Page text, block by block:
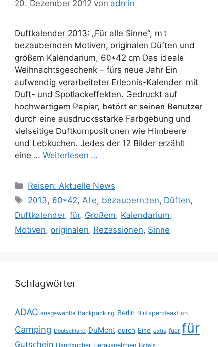
20. Dezember 2012 von admin
Duftkalender 2013: „Für alle Sinne“, mit
bezaubernden Motiven, originalen Düften und
großem Kalendarium, 60*42 cm Das ideale
Weihnachtsgeschenk – fürs neue Jahr Ein
aufwendig verarbeiteter Erlebnis-Kalender, mit
Duft- und Spotlackeffekten. Gedruckt auf
hochwertigem Papier, betört er seinen Benutzer
durch eine ausdrucksstarke Farbgebung und
vielseitige Duftkompositionen wie Himbeere
und Lebkuchen. Jedes der 12 Bilder erzählt
eine … Weiterlesen …
Kategorien
Reisen: Aktuelle News
Schlagwörter
2013, 60*42,Alle, bezaubernden, Düften,
Duftkalender, für, Großem, Kalendarium,
Motiven, originalen, Rezessionen, Sinne
Schlagwörter
ADAC ausgewählte Backpacking Berlin Blutspendeaktion
Camping Deutschland DuMont durch Eine extra fuer für
Gutschein Handbücher Herausnehmen Hotels